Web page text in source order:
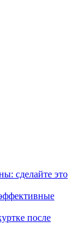
сделайте это
после